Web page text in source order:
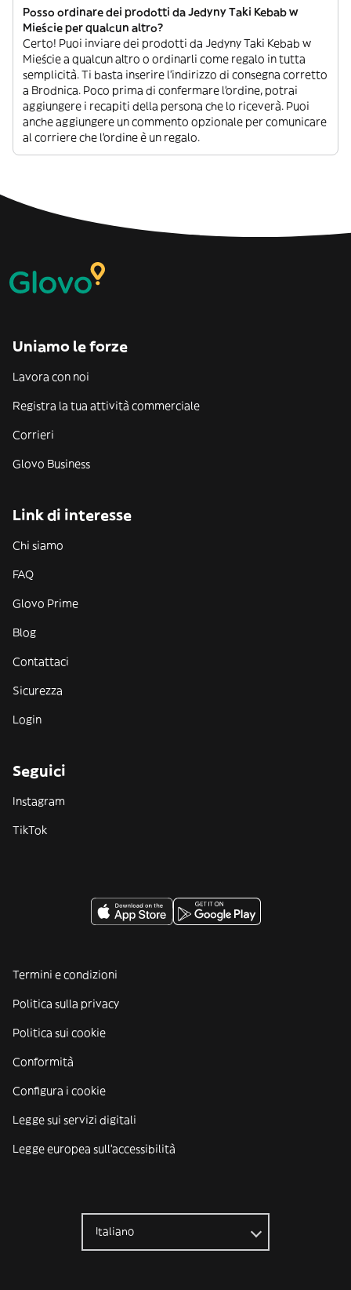
Posso ordinare dei prodotti da Jedyny Taki Kebab w
Mieście per qualcun altro?
Certo! Puoi inviare dei prodotti da Jedyny Taki Kebab w
Mieście a qualcun altro o ordinarli come regalo in tutta
semplicità. Ti basta inserire l’indirizzo di consegna corretto
a Brodnica. Poco prima di confermare l’ordine, potrai
aggiungere i recapiti della persona che lo riceverà. Puoi
anche aggiungere un commento opzionale per comunicare
al corriere che l’ordine è un regalo.
Uniamo le forze
Lavora con noi
Registra la tua attività commerciale
Corrieri
Glovo Business
Link di interesse
Chi siamo
FAQ
Glovo Prime
Blog
Contattaci
Sicurezza
Login
Seguici
Instagram
TikTok
Termini e condizioni
Politica sulla privacy
Politica sui cookie
Conformità
Configura i cookie
Legge sui servizi digitali
Legge europea sull'accessibilità